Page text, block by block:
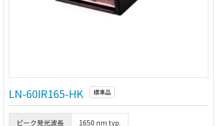
LN-60IR165-HK 標準品
ピーク発光波長 1650 nm typ.